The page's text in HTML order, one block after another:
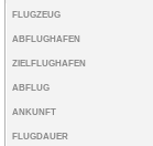
FLUGZEUG
ABFLUGHAFEN
ZIELFLUGHAFEN
ABFLUG
ANKUNFT
FLUGDAUER